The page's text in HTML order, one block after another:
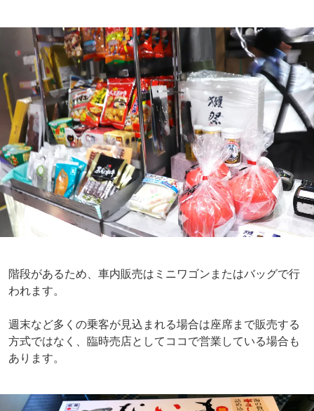
階段があるため、車内販売はミニワゴンまたはバッグで行
われます。
週末など多くの乗客が見込まれる場合は座席まで販売する
方式ではなく、臨時売店としてココで営業している場合も
あります。